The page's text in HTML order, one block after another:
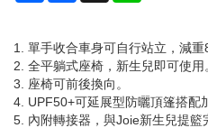
1. 單手收合車身可自行站立，減重
2. 全平躺式座椅，新生兒即可使用
3. 座椅可前後換向。
4. UPF50+可延展型防曬頂篷搭配
5. 內附轉接器，與Joie新生兒提籃